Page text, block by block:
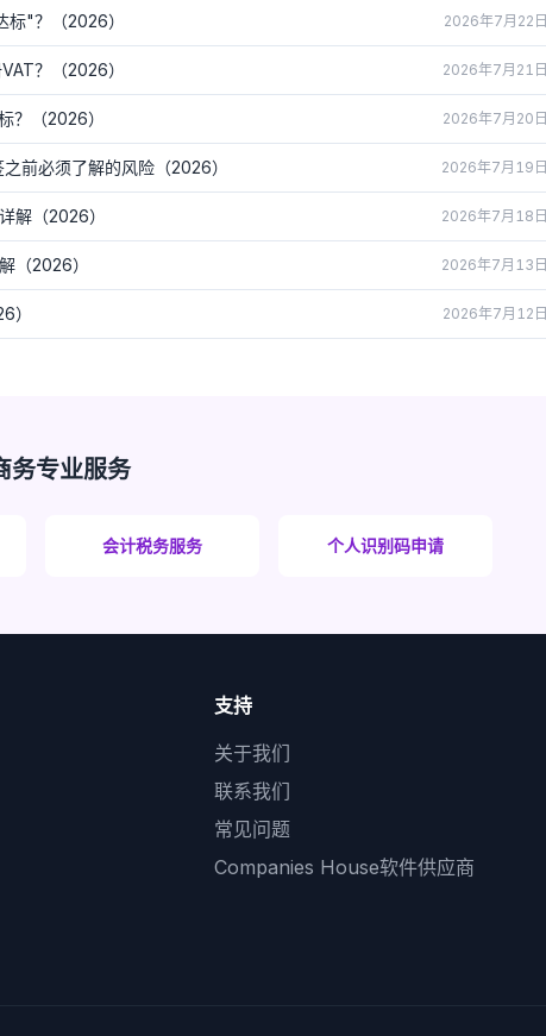
标"？（2026） 2026年7月22日
？（2026） 2026年7月21日
？（2026） 2026年7月20日
前必须了解的风险（2026） 2026年7月19日
解（2026） 2026年7月18日
（2026） 2026年7月13日
） 2026年7月12日
务专业服务
会计税务服务 个人识别码申请
支持
关于我们
联系我们
常见问题
Companies House软件供应商